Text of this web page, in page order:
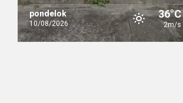
pondelok
10/08/2026
36°C
2m/s